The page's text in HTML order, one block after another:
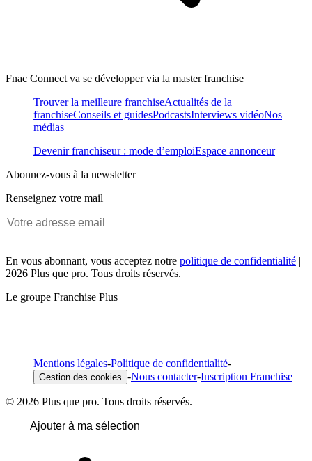
Fnac Connect va se développer via la master franchise
Trouver la meilleure franchiseActualités de la
franchiseConseils et guidesPodcastsInterviews vidéoNos
médias
Devenir franchiseur : mode d’emploiEspace annonceur
Abonnez-vous à la newsletter
Renseignez votre mail
En vous abonnant, vous acceptez notre politique de confidentialité |
2026 Plus que pro. Tous droits réservés.
Le groupe Franchise Plus
Mentions légales-Politique de confidentialité-
Gestion des cookies -Nous contacter-Inscription Franchise
© 2026 Plus que pro. Tous droits réservés.
Ajouter à ma sélection